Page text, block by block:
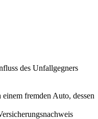
des Unfallgegners
fremden Auto, dessen